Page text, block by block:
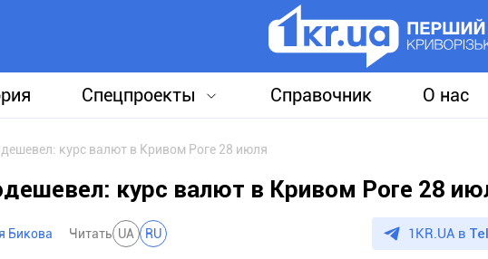
Спецпроекты Справочник О нас
курс валют в Кривом Роге 28 июля
курс валют в Кривом Роге 28
Бикова Читать UA RU 1KR.UA в